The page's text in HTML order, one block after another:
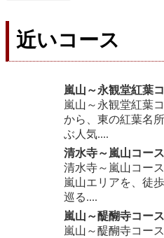
近いコース
嵐山～永観堂紅葉
嵐山～永観堂紅葉
から、東の紅葉名
ぶ人気....
清水寺～嵐山コース
清水寺～嵐山コー
嵐山エリアを、徒
巡る....
嵐山～醍醐寺コース
嵐山～醍醐寺コー